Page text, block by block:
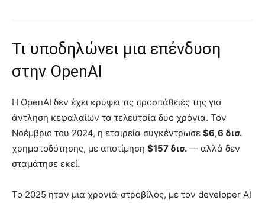
Τι υποδηλώνει μια επένδυση
στην OpenAI
Η OpenAI δεν έχει κρύψει τις προσπάθειές της για
άντληση κεφαλαίων τα τελευταία δύο χρόνια. Τον
Νοέμβριο του 2024, η εταιρεία συγκέντρωσε $6,6 δισ.
χρηματοδότησης, με αποτίμηση $157 δισ. — αλλά δεν
σταμάτησε εκεί.
Το 2025 ήταν μια χρονιά-στροβίλος, με τον developer AI